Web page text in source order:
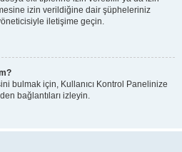
izin verildiğine dair şüpheleriniz
iletişime geçin.
bulmak için, Kullanıcı Kontrol Panelinize
bağlantıları izleyin.